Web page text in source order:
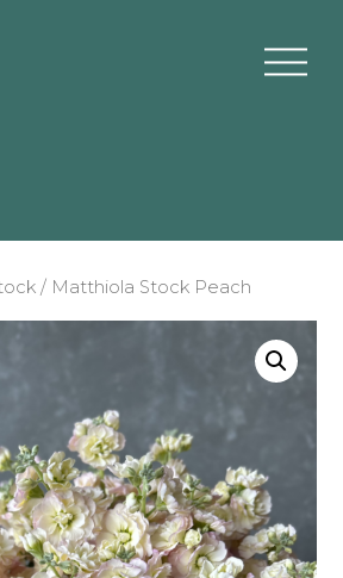
/ Matthiola Stock Peach